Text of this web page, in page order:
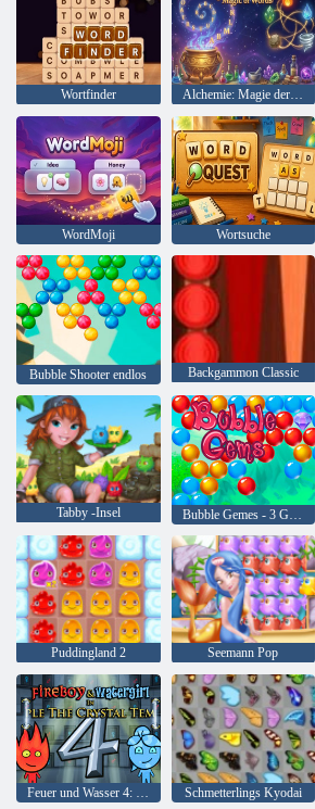
Wortfinder Alchemie: Magie der Worte
WordMoji Wortsuche
Bubble Shooter endlos Backgammon Classic
Tabby -Insel
Puddingland 2 Seemann Pop
Feuer und Wasser 4: Kristalltempel Schmetterlings Kyodai